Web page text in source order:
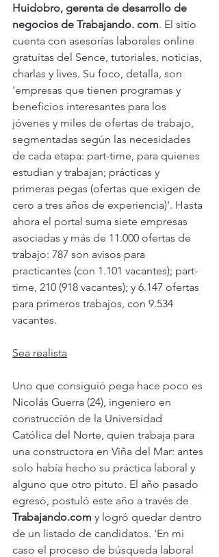
Huidobro, gerenta de desarrollo de
negocios de Trabajando. com. El sitio
cuenta con asesorías laborales online
gratuitas del Sence, tutoriales, noticias,
charlas y lives. Su foco, detalla, son
'empresas que tienen programas y
beneficios interesantes para los
jóvenes y miles de ofertas de trabajo,
segmentadas según las necesidades
de cada etapa: part-time, para quienes
estudian y trabajan; prácticas y
primeras pegas (ofertas que exigen de
cero a tres años de experiencia)'. Hasta
ahora el portal suma siete empresas
asociadas y más de 11.000 ofertas de
trabajo: 787 son avisos para
practicantes (con 1.101 vacantes); part-
time, 210 (918 vacantes); y 6.147 ofertas
para primeros trabajos, con 9.534
vacantes.
Sea realista
Uno que consiguió pega hace poco es
Nicolás Guerra (24), ingeniero en
construcción de la Universidad
Católica del Norte, quien trabaja para
una constructora en Viña del Mar: antes
solo había hecho su práctica laboral y
alguno que otro pituto. El año pasado
egresó, postuló este año a través de
Trabajando.com y logró quedar dentro
de un listado de candidatos. 'En mi
caso el proceso de búsqueda laboral